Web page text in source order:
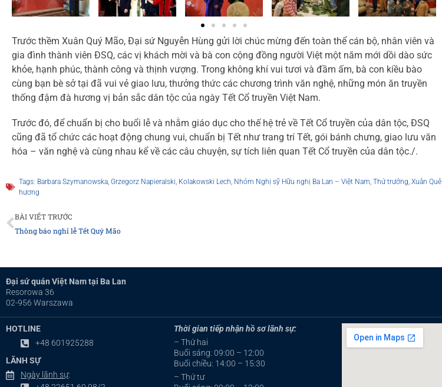
Trước thềm Xuân Quý Mão, Đại sứ Nguyễn Hùng gửi lời chúc mừng đến toàn thể cán bộ, nhân viên và
gia đình thành viên ĐSQ, các vị khách mời và bà con cộng đồng người Việt một năm mới dồi dào sức
khỏe, hạnh phúc, thành công và thịnh vượng. Trong không khí vui tươi và đầm ấm, bà con kiều bào
cùng bạn bè sở tại đã vui vẻ giao lưu, thưởng thức các chương trình văn nghệ, những món ăn truyền
thống đậm đà hương vị bản sắc dân tộc của ngày Tết Cổ truyền Việt Nam.
Trước đó, để chuẩn bị cho buổi lễ và nhằm giáo dục cho thế hệ trẻ về Tết Cổ truyền của dân tộc, ĐSQ
cũng đã tổ chức các hoạt động chung vui, chuẩn bị Tết như trang trí Tết, gói bánh chưng, giao lưu văn
hóa – văn nghệ và cùng nhau kể về các câu chuyện, sự tích liên quan Tết Cổ truyền của dân tộc./.
Tags: Barbara Szymanowska, Grzegorz Napieralski, Kolakowski Lech, Nhóm Nghị sỹ Hữu nghị Ba Lan – Việt Nam, Thứ trưởng, Xuân Quê
hương
Prev
BÀI VIẾT TRƯỚC
Thông báo nghỉ lễ Tết Quý Mão
Đại sứ quán Việt Nam tại Ba Lan
Resorowa 36
02-956 Warszawa
HOTLINE
+48 601925288
LÃNH SỰ
Ngày lãnh sự:
Thời gian tiếp nhận hồ sơ lãnh sự:
– Thứ hai
Buổi sáng: 09:00 – 12:00
Buổi chiều: 14:00 – 15:30
– Thứ tư